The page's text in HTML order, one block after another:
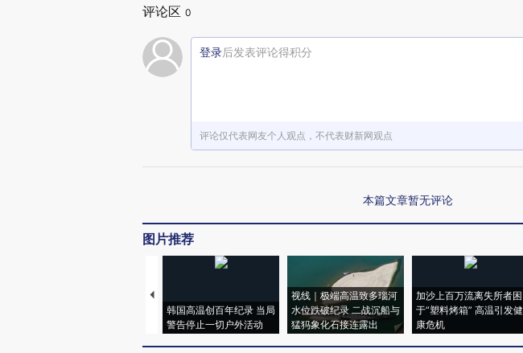
评论区 0
登录后发表评论得积分
评论仅代表网友个人观点，不代表财新网观点
本篇文章暂无评论
图片推荐
韩国高温创百年纪录 当局
警告停止一切户外活动
视线｜极端高温致多瑙河
水位跌破纪录 二战沉船与
猛犸象化石接连露出
加沙上百万流离失所者困
于“塑料烤箱” 高温引发健
康危机